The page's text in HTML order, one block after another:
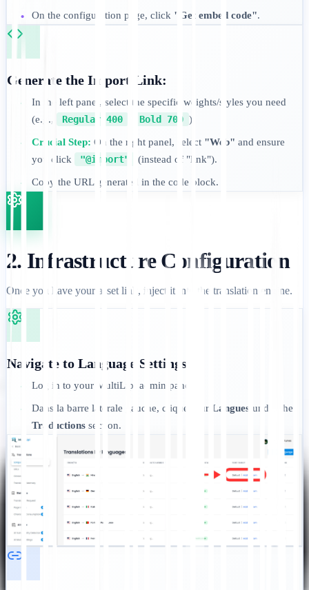
• On the configuration page, click "Get embed code".
Generate the Import Link:
•
In the left panel, select the specific weights/styles you need
(e.g.,
Regular 400 Bold 700 ).
• Crucial Step: On the right panel, select "Web" and ensure
you click
"@import" (instead of "link").
• Copy the URL generated in the code block.
2. Infrastructure Configuration
Once you have your asset link, inject it into the translation engine.
Navigate to Language Settings:
• Log in to your MultiLipi admin panel.
• Dans la barre latérale gauche, cliquez sur Langues under the
Traductions section.